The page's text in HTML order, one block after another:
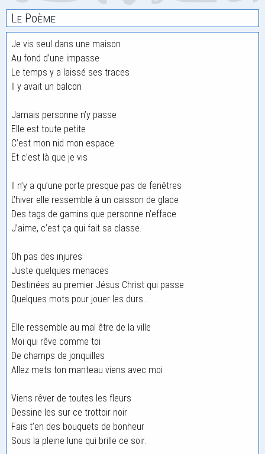
Le Poème
Je vis seul dans une maison
Au fond d’une impasse
Le temps y a laissé ses traces
Il y avait un balcon
Jamais personne n’y passe
Elle est toute petite
C’est mon nid mon espace
Et c’est là que je vis
Il n’y a qu’une porte presque pas de fenêtres
L’hiver elle ressemble à un caisson de glace
Des tags de gamins que personne n’efface
J’aime, c’est ça qui fait sa classe.
Oh pas des injures
Juste quelques menaces
Destinées au premier Jésus Christ qui passe
Quelques mots pour jouer les durs…
Elle ressemble au mal être de la ville
Moi qui rêve comme toi
De champs de jonquilles
Allez mets ton manteau viens avec moi
Viens rêver de toutes les fleurs
Dessine les sur ce trottoir noir
Fais t’en des bouquets de bonheur
Sous la pleine lune qui brille ce soir.